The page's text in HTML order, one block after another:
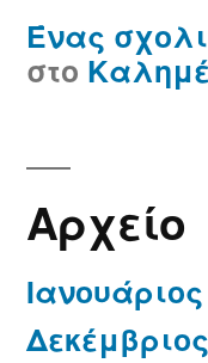
Ένας
στο
Αρχείο